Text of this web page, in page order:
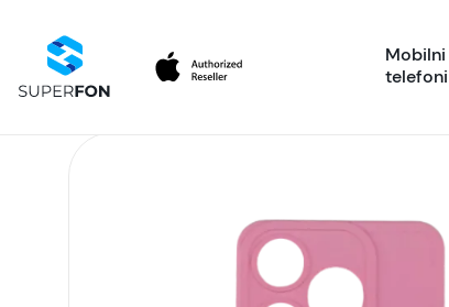
Mobilni
telefoni